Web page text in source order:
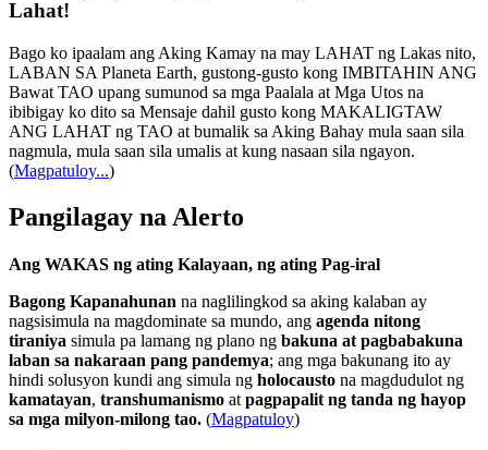
Lahat!
Bago ko ipaalam ang Aking Kamay na may LAHAT ng Lakas nito,
LABAN SA Planeta Earth, gustong-gusto kong IMBITAHIN ANG
Bawat TAO upang sumunod sa mga Paalala at Mga Utos na
ibibigay ko dito sa Mensaje dahil gusto kong MAKALIGTAW
ANG LAHAT ng TAO at bumalik sa Aking Bahay mula saan sila
nagmula, mula saan sila umalis at kung nasaan sila ngayon.
(Magpatuloy...)
Pangilagay na Alerto
Ang WAKAS ng ating Kalayaan, ng ating Pag-iral
Bagong Kapanahunan na naglilingkod sa aking kalaban ay
nagsisimula na magdominate sa mundo, ang agenda nitong
tiraniya simula pa lamang ng plano ng bakuna at pagbabakuna
laban sa nakaraan pang pandemya; ang mga bakunang ito ay
hindi solusyon kundi ang simula ng holocausto na magdudulot ng
kamatayan, transhumanismo at pagpapalit ng tanda ng hayop
sa mga milyon-milong tao. (Magpatuloy)